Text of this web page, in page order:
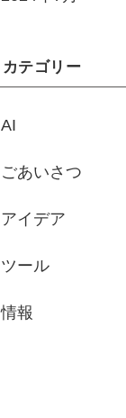
カテゴリー
AI
ごあいさつ
アイデア
ツール
情報